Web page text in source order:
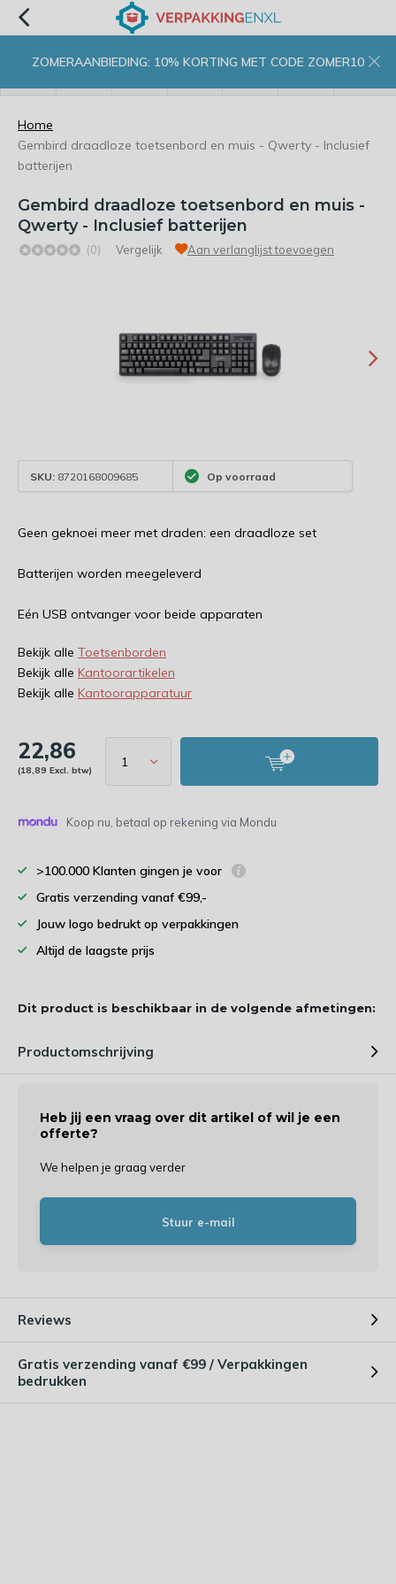
ZOMERAANBIEDING: 10% KORTING MET CODE ZOMER10
Home
Gembird draadloze toetsenbord en muis - Qwerty - Inclusief
batterijen
Gembird draadloze toetsenbord en muis -
Qwerty - Inclusief batterijen
(0) Vergelijk Aan verlanglijst toevoegen
SKU: 8720168009685 Op voorraad
Geen geknoei meer met draden: een draadloze set
Batterijen worden meegeleverd
Eén USB ontvanger voor beide apparaten
Bekijk alle Toetsenborden
Bekijk alle Kantoorartikelen
Bekijk alle Kantoorapparatuur
22,86
(18,89 Excl. btw)
Koop nu, betaal op rekening via Mondu
>100.000 Klanten gingen je voor
Gratis verzending vanaf €99,-
Jouw logo bedrukt op verpakkingen
Altijd de laagste prijs
Dit product is beschikbaar in de volgende afmetingen:
Productomschrijving
Heb jij een vraag over dit artikel of wil je een
offerte?
We helpen je graag verder
Stuur e-mail
Reviews
Gratis verzending vanaf €99 / Verpakkingen
bedrukken